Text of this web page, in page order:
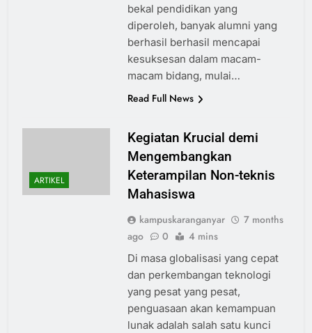
bekal pendidikan yang
diperoleh, banyak alumni yang
berhasil berhasil mencapai
kesuksesan dalam macam-
macam bidang, mulai…
Read Full News
ARTIKEL
Kegiatan Krucial demi
Mengembangkan
Keterampilan Non-teknis
Mahasiswa
kampuskaranganyar
7 months
ago
0 4 mins
Di masa globalisasi yang cepat
dan perkembangan teknologi
yang pesat yang pesat,
penguasaan akan kemampuan
lunak adalah salah satu kunci